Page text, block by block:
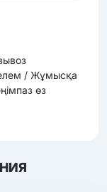
/ Жұмысқа
өз